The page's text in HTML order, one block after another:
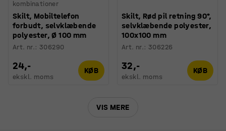
kombinationer
Skilt, Mobiltelefon
forbudt, selvklæbende
polyester, Ø 100 mm
Art. nr.: 306290
24,-
ekskl. moms
KØB
Skilt, Rød pil retning 90°,
selvklæbende polyester,
100x100 mm
Art. nr.: 306226
32,-
ekskl. moms
KØB
VIS MERE